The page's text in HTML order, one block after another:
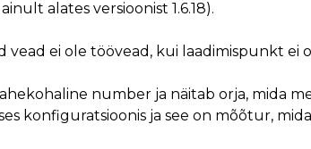
alates versioonist 1.6.18).
vead ei ole töövead, kui laadimispunkt
number ja näitab orja, mida
konfiguratsioonis ja see on mõõtur,